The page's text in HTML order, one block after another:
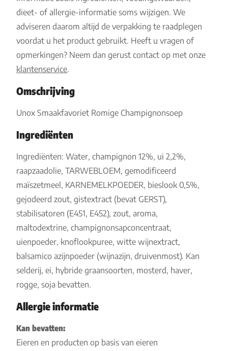
dieet- of allergie-informatie soms wijzigen. We
adviseren daarom altijd de verpakking te raadplegen
voordat u het product gebruikt. Heeft u vragen of
opmerkingen? Neem dan gerust contact op met onze
klantenservice.
Omschrijving
Unox Smaakfavoriet Romige Champignonsoep
Ingrediënten
Ingrediënten: Water, champignon 12%, ui 2,2%,
raapzaadolie, TARWEBLOEM, gemodificeerd
maïszetmeel, KARNEMELKPOEDER, bieslook 0,5%,
gejodeerd zout, gistextract (bevat GERST),
stabilisatoren (E451, E452), zout, aroma,
maltodextrine, champignonsapconcentraat,
uienpoeder, knoflookpuree, witte wijnextract,
balsamico azijnpoeder (wijnazijn, druivenmost). Kan
selderij, ei, hybride graansoorten, mosterd, haver,
rogge, soja bevatten.
Allergie informatie
Kan bevatten:
Eieren en producten op basis van eieren